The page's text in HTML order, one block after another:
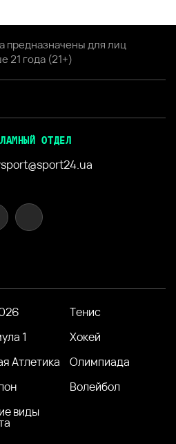
предназначены для лиц
21 года (21+)
ОТДЕЛ
Тенис
1
Хокей
Атлетика
Олимпиада
Волейбол
виды